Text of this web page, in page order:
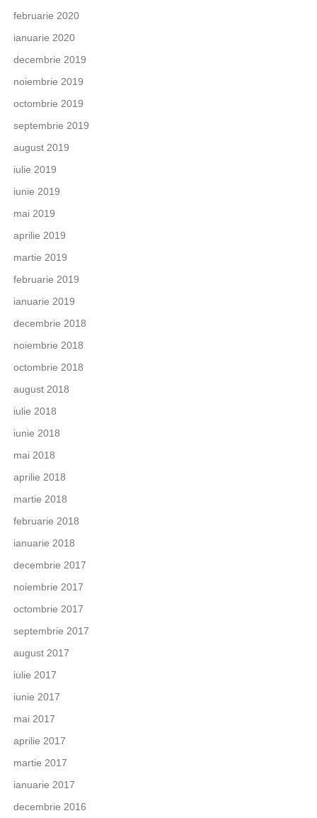
februarie 2020
ianuarie 2020
decembrie 2019
noiembrie 2019
octombrie 2019
septembrie 2019
august 2019
iulie 2019
iunie 2019
mai 2019
aprilie 2019
martie 2019
februarie 2019
ianuarie 2019
decembrie 2018
noiembrie 2018
octombrie 2018
august 2018
iulie 2018
iunie 2018
mai 2018
aprilie 2018
martie 2018
februarie 2018
ianuarie 2018
decembrie 2017
noiembrie 2017
octombrie 2017
septembrie 2017
august 2017
iulie 2017
iunie 2017
mai 2017
aprilie 2017
martie 2017
ianuarie 2017
decembrie 2016